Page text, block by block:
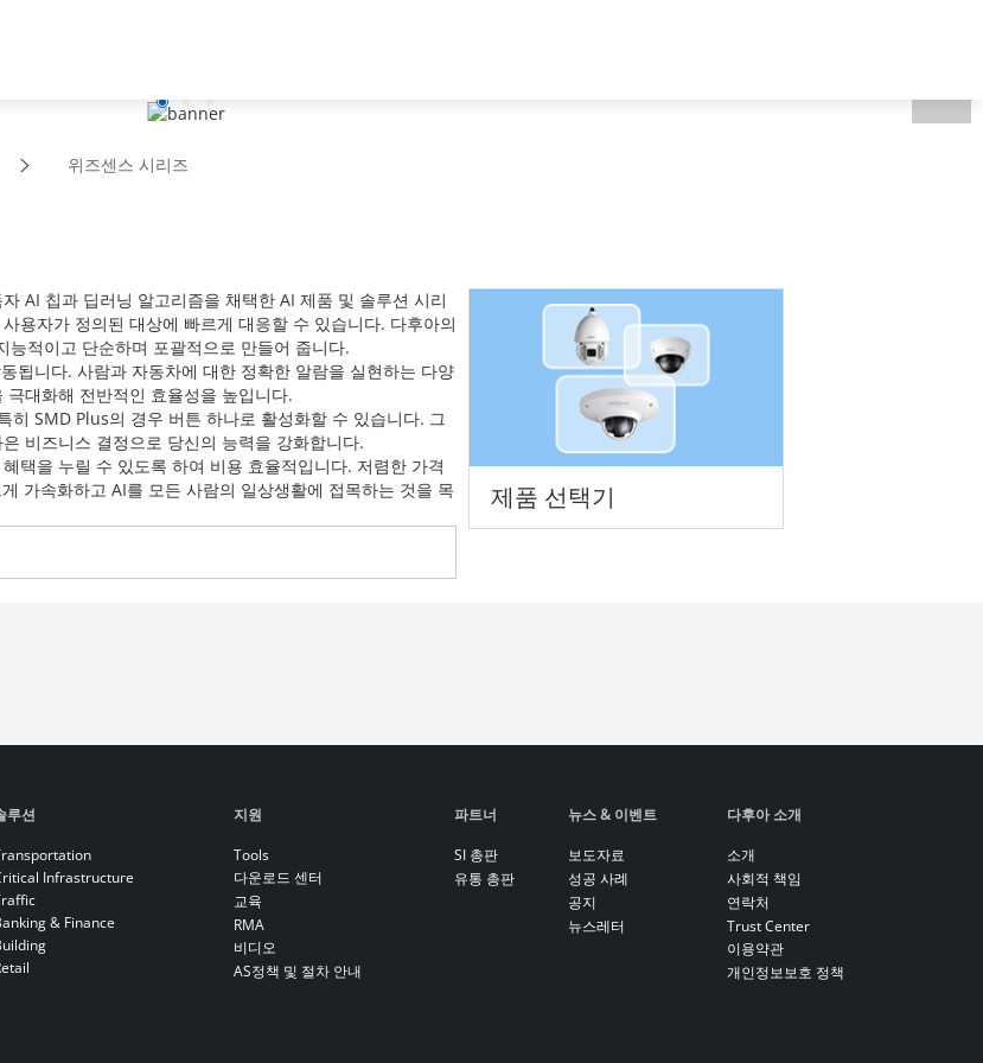
위즈센스 시리즈
제품 선택기
AI 칩과 딥러닝 알고리즘을 채택한 AI 제품 및 솔루션 시리
용자가 정의된 대상에 빠르게 대응할 수 있습니다. 다후아의
적이고 단순하며 포괄적으로 만들어 줍니다.
됩니다. 사람과 자동차에 대한 정확한 알람을 실현하는 다양
대화해 전반적인 효율성을 높입니다.
히 SMD Plus의 경우 버튼 하나로 활성화할 수 있습니다. 그
비즈니스 결정으로 당신의 능력을 강화합니다.
택을 누릴 수 있도록 하여 비용 효율적입니다. 저렴한 가격
가속화하고 AI를 모든 사람의 일상생활에 접목하는 것을 목
루션
Infrastructure
& Finance
지원
Tools
다운로드 센터
교육
RMA
비디오
AS정책 및 절차 안내
파트너
SI 총판
유통 총판
뉴스 & 이벤트
보도자료
성공 사례
공지
뉴스레터
다후아 소개
소개
사회적 책임
연락처
Trust Center
이용약관
개인정보보호 정책